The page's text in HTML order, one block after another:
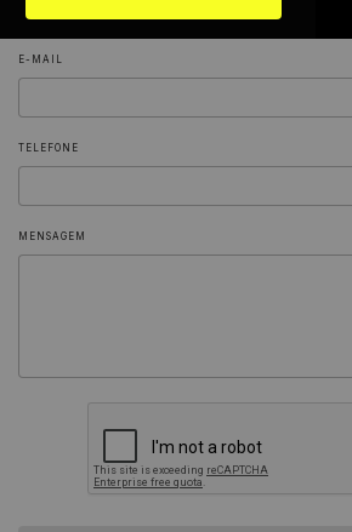
E-MAIL
TELEFONE
MENSAGEM